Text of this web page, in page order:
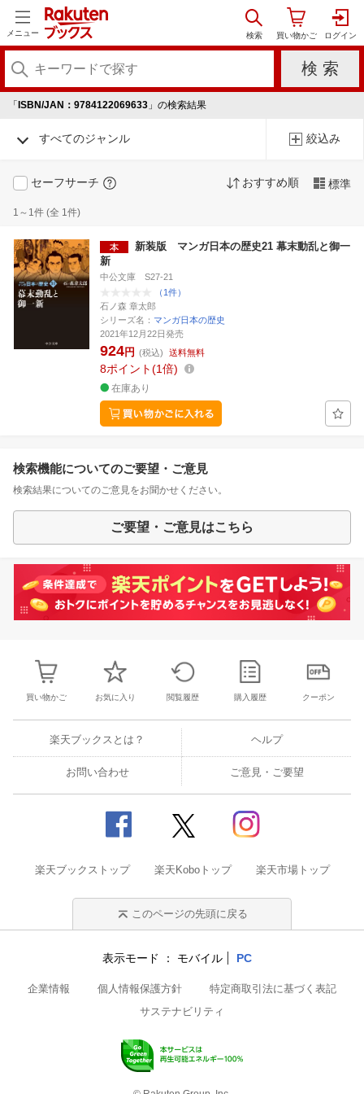
メニュー
「 ISBN/JAN：9784122069633 」の検索結果
すべてのジャンル 絞込み
セーフサーチ おすすめ順 標準
1～1件 (全 1件)
新装版 マンガ日本の歴史21 幕末動乱と御一
新
中公文庫 S27-21
（1件）
石ノ森 章太郎
シリーズ名： マンガ日本の歴史
2021年12月22日発売
924円 (税込) 送料無料
8ポイント 1倍
在庫あり
検索機能についてのご要望・ご意見
検索結果についてのご意見をお聞かせください。
ご要望・ご意見はこちら
買い物かご お気に入り 閲覧履歴 購入履歴 クーポン
楽天ブックスとは？ ヘルプ
お問い合わせ ご意見・ご要望
楽天ブックストップ 楽天Koboトップ 楽天市場トップ
このページの先頭に戻る
表示モード モバイル PC
企業情報 個人情報保護方針
特定商取引法に基づく表記
サステナビリティ